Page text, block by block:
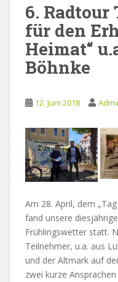
6. Radtour
für den
Heimat“
Böhnke
12. Juni 2018
Am 28. April, dem
fand unsere
Frühlingswetter statt.
Teilnehmer, u.a. aus
und der Altmark auf
zwei kurze